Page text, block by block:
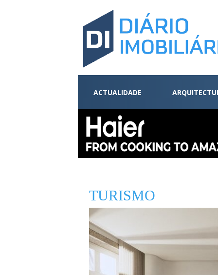
ACTUALIDADE
TURISMO